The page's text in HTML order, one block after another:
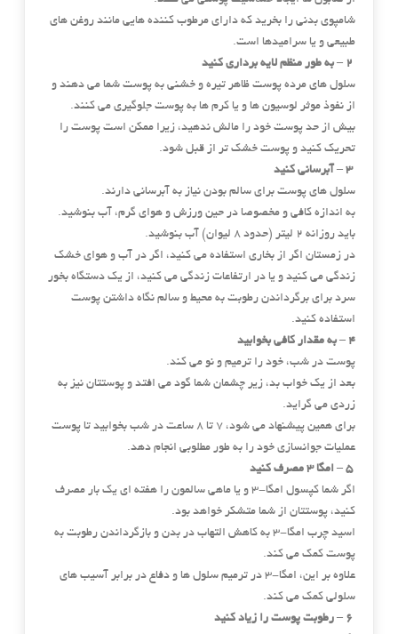
شامپوی بدنی را بخرید که دارای مرطوب کننده هایی مانند روغن های
طبیعی و یا سرامیدها است.
سلول های مرده پوست ظاهر تیره و خشنی به پوست شما می دهند و
از نفوذ موثر لوسیون ها و یا کرم ها به پوست جلوگیری می کنند.
بیش از حد پوست خود را مالش ندهید، زیرا ممکن است پوست را
تحریک کنید و پوست خشک تر از قبل شود.
3 – آبرسانی کنید
سلول های پوست برای سالم بودن نیاز به آبرسانی دارند.
به اندازه کافی و مخصوصا در حین ورزش و هوای گرم، آب بنوشید.
باید روزانه 2 لیتر (حدود 8 لیوان) آب بنوشید.
در زمستان اگر از بخاری استفاده می کنید، اگر در آب و هوای خشک
زندگی می کنید و یا در ارتفاعات زندگی می کنید، از یک دستگاه بخور
سرد برای برگرداندن رطوبت به محیط و سالم نگاه داشتن پوست
استفاده کنید.
4 – به مقدار کافی بخوابید
پوست در شب، خود را ترمیم و نو می کند.
بعد از یک خواب بد، زیر چشمان شما گود می افتد و پوستتان نیز به
زردی می گراید.
برای همین پیشنهاد می شود، 7 تا 8 ساعت در شب بخوابید تا پوست
عملیات جوانسازی خود را به طور مطلوبی انجام دهد.
5 – امگا 3 مصرف کنید
اگر شما کپسول امگا-3 و یا ماهی سالمون را هفته ای یک بار مصرف
کنید، پوستتان از شما متشکر خواهد بود.
اسید چرب امگا-3 به کاهش التهاب در بدن و بازگرداندن رطوبت به
پوست کمک می کند.
علاوه بر این، امگا-3 در ترمیم سلول ها و دفاع در برابر آسیب های
سلولی کمک می کند.